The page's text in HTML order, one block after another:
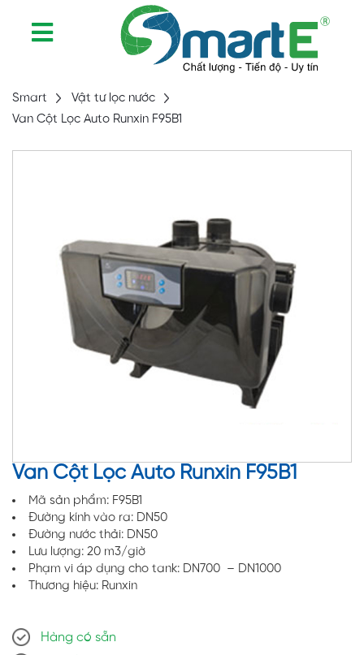
Smart
Vật tư lọc nước
Van Cột Lọc Auto Runxin F95B1
Van Cột Lọc Auto Runxin F95B1
Mã sản phẩm: F95B1
Đường kính vào ra: DN50
Đường nước thải: DN50
Lưu lượng: 20 m3/giờ
Phạm vi áp dụng cho tank: DN700 – DN1000
Thương hiệu: Runxin
Hàng có sẵn